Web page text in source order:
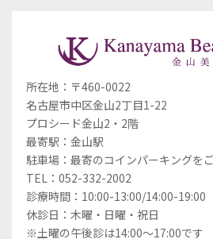
所在地：〒460-0022
名古屋市中区金山2丁目1-22
プロシード金山2・2階
最寄駅：金山駅
駐車場：最寄のコインパーキングを
TEL：052-332-2002
診療時間：10:00-13:00/14:00-19:00
休診日：木曜・日曜・祝日
※土曜の午後診は14:00～17:00です